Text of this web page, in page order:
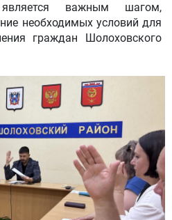
важным шагом,
необходимых условий для
граждан Шолоховского